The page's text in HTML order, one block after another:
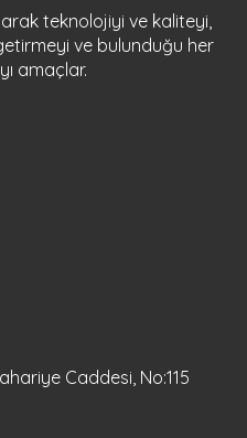
teknolojiyi ve kaliteyi,
ve bulunduğu her
amaçlar.
Caddesi, No:115